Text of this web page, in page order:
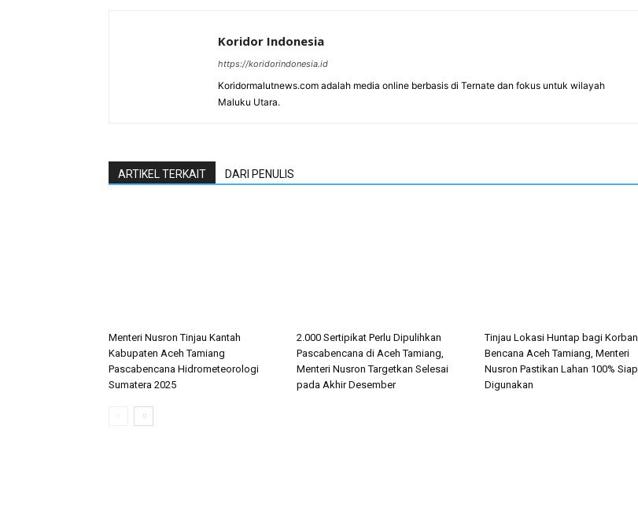
Koridor Indonesia
https://koridorindonesia.id
Koridormalutnews.com adalah media online berbasis di Ternate dan fokus untuk wilayah
Maluku Utara.
ARTIKEL TERKAIT DARI PENULIS
Menteri Nusron Tinjau Kantah
Kabupaten Aceh Tamiang
Pascabencana Hidrometeorologi
Sumatera 2025
2.000 Sertipikat Perlu Dipulihkan
Pascabencana di Aceh Tamiang,
Menteri Nusron Targetkan Selesai
pada Akhir Desember
Tinjau Lokasi Huntap bagi Korban
Bencana Aceh Tamiang, Menteri
Nusron Pastikan Lahan 100% Siap
Digunakan